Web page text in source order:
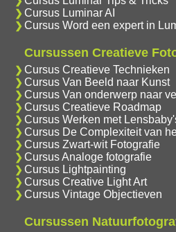
Cursus Luminar AI
Cursus Word een expert in
Cursussen Creatieve
Cursus Creatieve Technieken
Cursus Van Beeld naar Kunst
Cursus Van onderwerp naar
Cursus Creatieve Roadmap
Cursus Werken met
Cursus De Complexiteit van
Cursus Zwart-wit Fotografie
Cursus Analoge fotografie
Cursus Lightpainting
Cursus Creative Light Art
Cursus Vintage Objectieven
Cursussen